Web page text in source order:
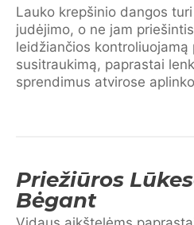
Lauko krepšinio dangos
judėjimo, o ne jam
leidžiančios kontroliuojamą
susitraukimą, paprastai
sprendimus atvirose
Priežiūros
Bėgant